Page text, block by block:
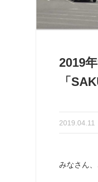
2019
「
2019.04.11
みなさん